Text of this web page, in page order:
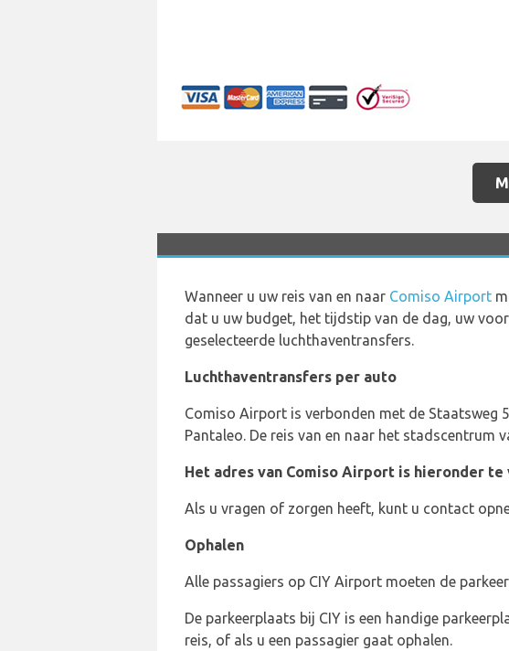
Wanneer u uw reis van en naar Comiso Airport
dat u uw budget, het tijdstip van de dag, uw
geselecteerde luchthaventransfers.
Luchthaventransfers per auto
Comiso Airport is verbonden met de Staatsweg
Pantaleo. De reis van en naar het stadscentrum
Het adres van Comiso Airport is hieronder te
Als u vragen of zorgen heeft, kunt u contact
Ophalen
Alle passagiers op CIY Airport moeten de
De parkeerplaats bij CIY is een handige
reis, of als u een passagier gaat ophalen.